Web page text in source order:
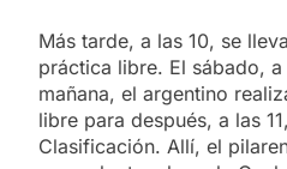
Más tarde, a las 10, se
práctica libre. El sábado,
mañana, el argentino
libre para después, a las
Clasificación. Allí, el